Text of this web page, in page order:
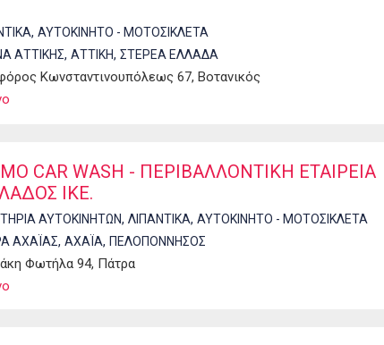
, ΑΥΤΟΚΙΝΗΤΟ - ΜΟΤΟΣΙΚΛΕΤΑ
ΑΤΤΙΚΗΣ, ΑΤΤΙΚΗ, ΣΤΕΡΕΑ ΕΛΛΑΔΑ
Κωνσταντινουπόλεως 67, Βοτανικός
CAR WASH - ΠΕΡΙΒΑΛΛΟΝΤΙΚΗ ΕΤΑΙΡΕΙΑ
ΙΚΕ.
ΑΥΤΟΚΙΝΗΤΩΝ, ΛΙΠΑΝΤΙΚΑ, ΑΥΤΟΚΙΝΗΤΟ - ΜΟΤΟΣΙΚΛΕΤΑ
ΑΧΑΪΑΣ, ΑΧΑΪΑ, ΠΕΛΟΠΟΝΝΗΣΟΣ
Φωτήλα 94, Πάτρα